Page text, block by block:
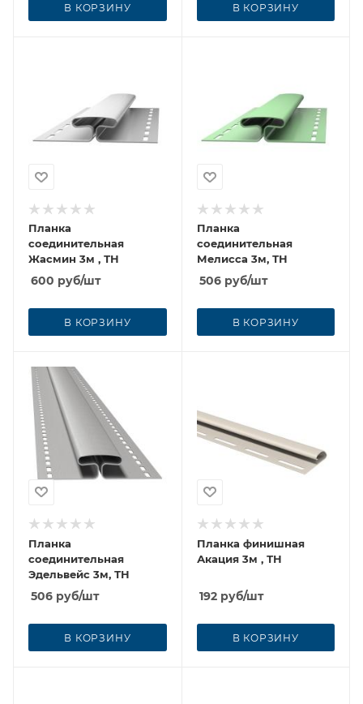
В КОРЗИНУ В КОРЗИНУ
Планка
соединительная
Жасмин 3м , ТН
600 руб/шт
В КОРЗИНУ
Планка
соединительная
Мелисса 3м, ТН
506руб/шт
В КОРЗИНУ
Планка
соединительная
Эдельвейс 3м, ТН
506 руб/шт
В КОРЗИНУ
Планка финишная
Акация 3м , ТН
192руб/шт
В КОРЗИНУ